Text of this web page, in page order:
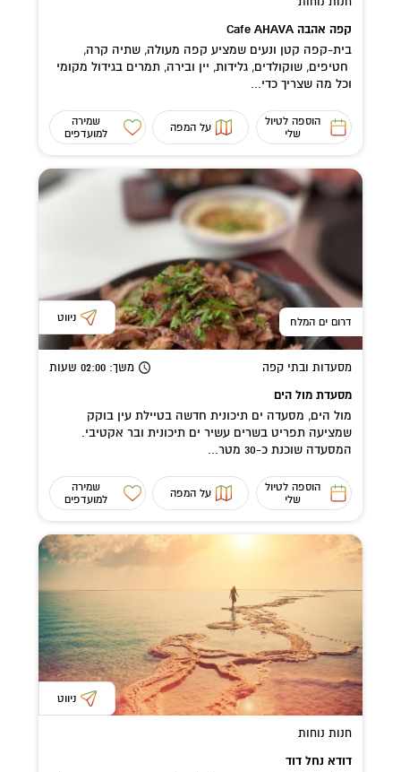
קפה אהבה Cafe AHAVA
בית-קפה קטן ונעים שמציע קפה מעולה, שתיה קרה,
חטיפים, שוקולדים, גלידות, יין ובירה, תמרים בגידול מקומי
וכל מה שצריך כדי...
הוספה לטיול
שלי
על המפה
שמירה
למועדפים
דרום ים המלח ניווט
מסעדות ובתי קפה משך: 02:00 שעות
מסעדת מול הים
מול הים, מסעדה ים תיכונית חדשה בטיילת עין בוקק
שמציעה תפריט בשרים עשיר ים תיכונית ובר אקטיבי.
המסעדה שוכנת כ-30 מטר...
הוספה לטיול
שלי
על המפה
שמירה
למועדפים
ניווט
חנות נוחות
דודא נחל דוד